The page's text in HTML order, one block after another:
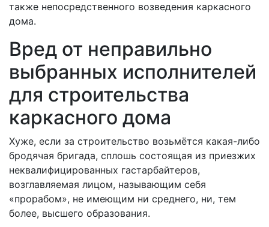
также непосредственного возведения каркасного
дома.
Вред от неправильно
выбранных исполнителей
для строительства
каркасного дома
Хуже, если за строительство возьмётся какая-либо
бродячая бригада, сплошь состоящая из приезжих
неквалифицированных гастарбайтеров,
возглавляемая лицом, называющим себя
«прорабом», не имеющим ни среднего, ни, тем
более, высшего образования.